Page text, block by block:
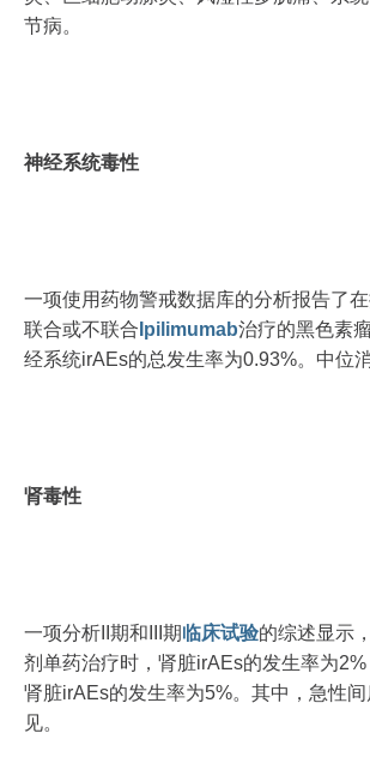
节病。
神经系统毒性
一项使用药物警戒数据库的分析报告了
联合或不联合 Ipilimumab治疗的黑色素
经系统irAEs的总发生率为0.93%。中位
肾毒性
一项分析II期和III期临床试验的综述显示
剂单药治疗时，肾脏irAEs的发生率为2%
肾脏irAEs的发生率为5%。其中，急性
见。